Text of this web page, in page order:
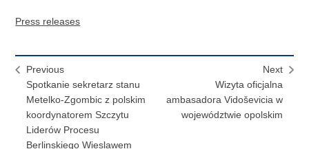
Press releases
Previous
Spotkanie sekretarz stanu
Metelko-Zgombic z polskim
koordynatorem Szczytu
Liderów Procesu
Berlinskiego Wieslawem
Next
Wizyta oficjalna
ambasadora Vidoševicia w
województwie opolskim